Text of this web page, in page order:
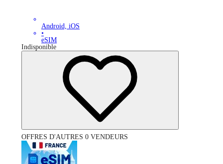
Android, iOS
•
eSIM
Indisponible
OFFRES D'AUTRES 0 VENDEURS